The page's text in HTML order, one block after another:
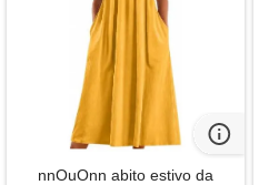
nnOuOnn abito estivo da